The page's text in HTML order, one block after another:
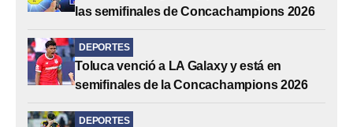
las semifinales de Concachampions 2026
DEPORTES
Toluca venció a LA Galaxy y está en
semifinales de la Concachampions 2026
DEPORTES